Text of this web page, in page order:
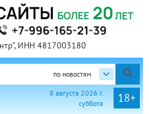
ИНН 4817003180
по новостям
18+
8 августа 2026 г.
суббота